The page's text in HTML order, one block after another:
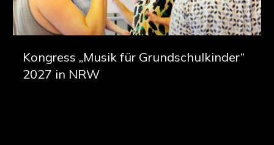
Kongress „Musik für Grundschulkinder“
2027 in NRW